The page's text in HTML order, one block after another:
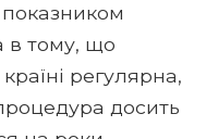
показником
в тому, що
регулярна,
досить